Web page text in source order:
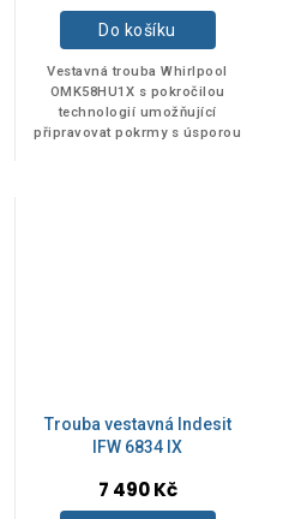
Do košíku
Vestavná trouba Whirlpool
OMK58HU1X s pokročilou
technologií umožňující
připravovat pokrmy s úsporou
Trouba vestavná Indesit
IFW 6834 IX
7 490 Kč